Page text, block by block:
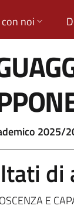
noi
2025/
di
E